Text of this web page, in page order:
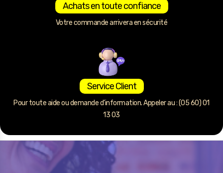
Achats en toute confiance
Votre commande arrivera en sécurité
Service Client
Pour toute aide ou demande d’information. Appeler au : (05 60) 01
13 03